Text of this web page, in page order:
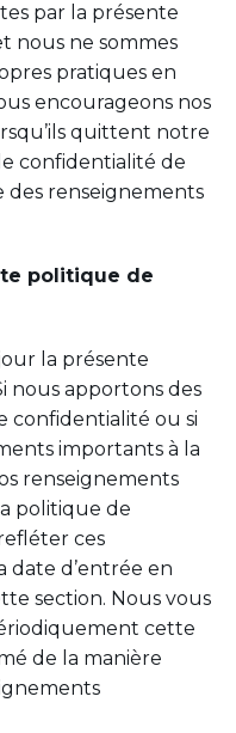
par la présente
nous ne sommes
pratiques en
encourageons nos
quittent notre
confidentialité de
des renseignements
politique de
la présente
nous apportons des
confidentialité ou si
importants à la
renseignements
politique de
ces
date d’entrée en
section. Nous vous
cette
de la manière